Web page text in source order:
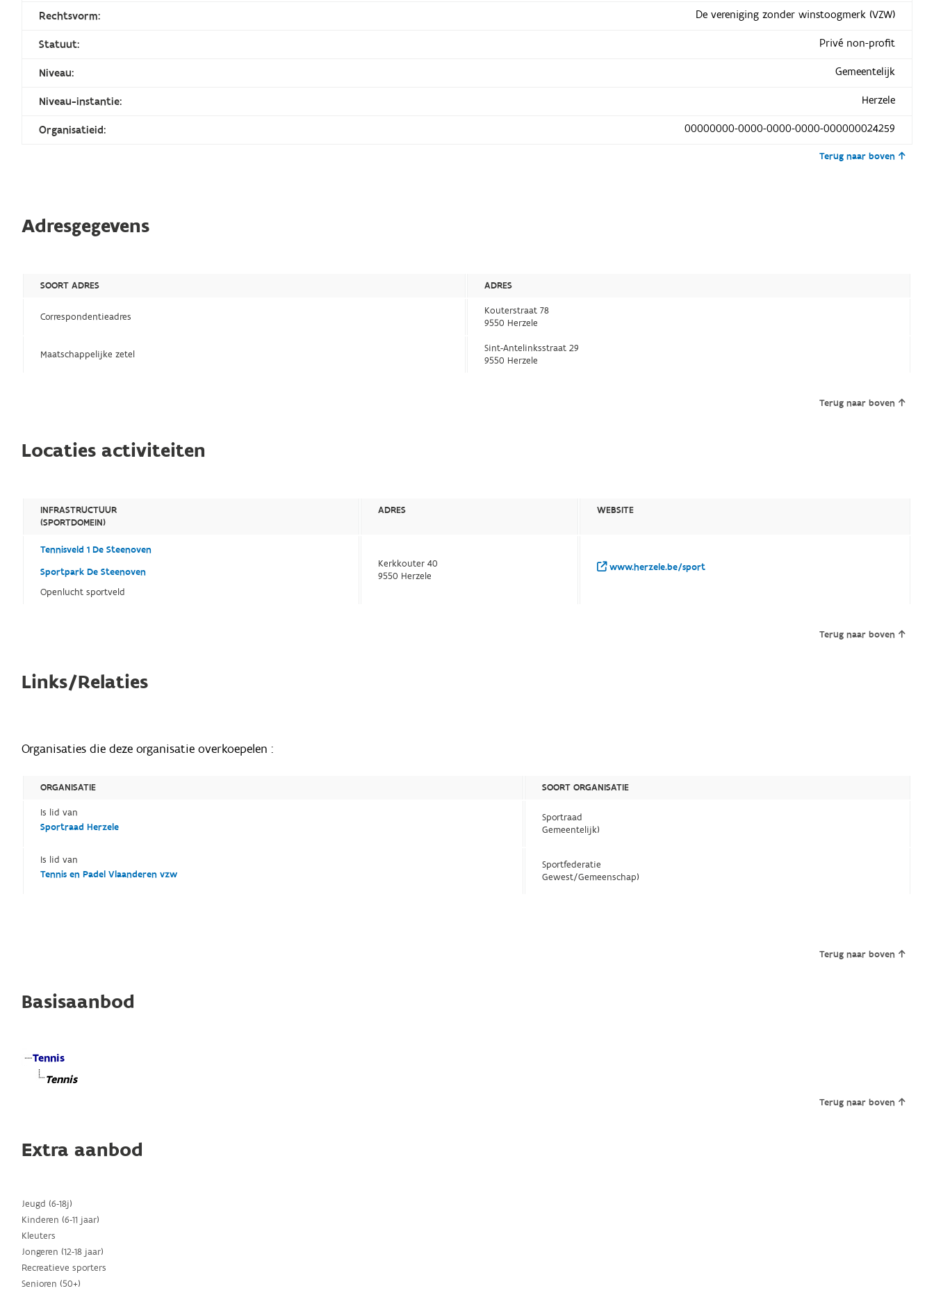
Rechtsvorm: De vereniging zonder winstoogmerk (VZW)
Statuut: Privé non-profit
Niveau: Gemeentelijk
Niveau-instantie: Herzele
Organisatieid: 00000000-0000-0000-0000-000000024259
Terug naar boven
Adresgegevens
SOORT ADRES ADRES
Correspondentieadres
Kouterstraat 78
9550 Herzele
Maatschappelijke zetel
Sint-Antelinksstraat 29
9550 Herzele
Terug naar boven
Locaties activiteiten
INFRASTRUCTUUR
(SPORTDOMEIN)
ADRES WEBSITE
Tennisveld 1 De Steenoven
Sportpark De Steenoven
Openlucht sportveld
Kerkkouter 40
9550 Herzele
www.herzele.be/sport
Terug naar boven
Links/Relaties
Organisaties die deze organisatie overkoepelen :
ORGANISATIE
SOORT ORGANISATIE
Is lid van
Sportraad Herzele
Sportraad
Gemeentelijk)
Is lid van
Tennis en Padel Vlaanderen vzw
Sportfederatie
Gewest/Gemeenschap)
Terug naar boven
Basisaanbod
Tennis
Tennis
Terug naar boven
Extra aanbod
Jeugd (6-18j)
Kinderen (6-11 jaar)
Kleuters
Jongeren (12-18 jaar)
Recreatieve sporters
Senioren (50+)